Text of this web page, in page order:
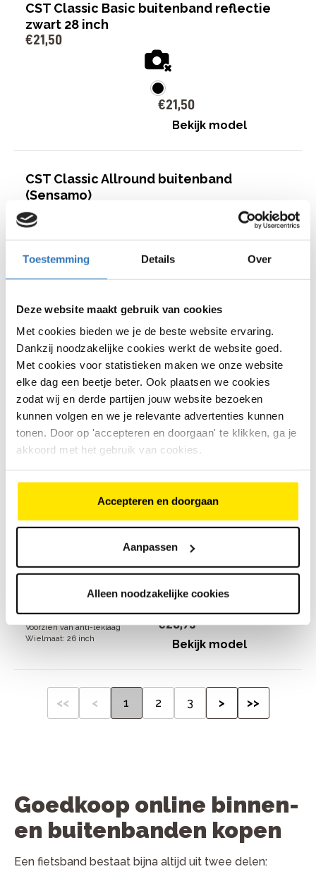
Toestemming Details Over
Deze website maakt gebruik van cookies
Met cookies bieden we je de beste website ervaring.
Dankzij noodzakelijke cookies werkt de website goed.
Met cookies voor statistieken maken we onze website
elke dag een beetje beter. Ook plaatsen we cookies
zodat wij en derde partijen jouw website bezoeken
kunnen volgen en we je relevante advertenties kunnen
tonen. Door op 'accepteren en doorgaan' te klikken, ga je
akkoord met het gebruik van cookies.
Accepteren en doorgaan
Aanpassen
Alleen noodzakelijke cookies
CST Classic Basic buitenband reflectie
zwart 28 inch
€21 ,50
€21 ,50
Bekijk model
CST Classic Allround buitenband
(Sensamo)
6 beoordelingen
€25,50
28 Inch
Geschikt voor meerder
ondergronden
€25 50
Bekijk model
CST Palmbay buitenband zwart
€33 ,95
28 inch
Voorzien van vering
€33,95
Continental RIDE Tour buitenband 26 inch
Voorzien van anti-leklaag
Wielmaat: 26 inch
€26,95
Bekijk model
<< < 1 2 3 > >>
Goedkoop online binnen-
en buitenbanden kopen
Een fietsband bestaat bijna altijd uit twee delen: